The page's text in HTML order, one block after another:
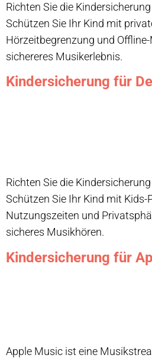
Richten Sie die
Schützen Sie Ihr Kind mit
Hörzeitbegrenzung und
sichereres Musikerlebnis.
Kindersicherung für
Richten Sie die
Schützen Sie Ihr Kind mit
Nutzungszeiten und
sicheres Musikhören.
Kindersicherung für
Apple Music ist eine